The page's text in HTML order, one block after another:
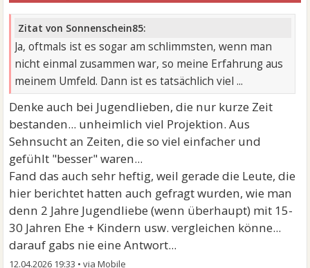
Zitat von Sonnenschein85:
Ja, oftmals ist es sogar am schlimmsten, wenn man
nicht einmal zusammen war, so meine Erfahrung aus
meinem Umfeld. Dann ist es tatsächlich viel ...
Denke auch bei Jugendlieben, die nur kurze Zeit
bestanden... unheimlich viel Projektion. Aus
Sehnsucht an Zeiten, die so viel einfacher und
gefühlt "besser" waren...
Fand das auch sehr heftig, weil gerade die Leute, die
hier berichtet hatten auch gefragt wurden, wie man
denn 2 Jahre Jugendliebe (wenn überhaupt) mit 15-
30 Jahren Ehe + Kindern usw. vergleichen könne...
darauf gabs nie eine Antwort...
12.04.2026 19:33 •